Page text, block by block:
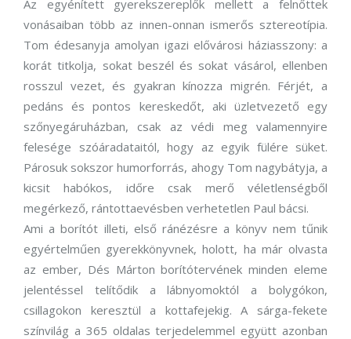
Az egyénített gyerekszereplők mellett a felnőttek
vonásaiban több az innen-onnan ismerős sztereotípia.
Tom édesanyja amolyan igazi elővárosi háziasszony: a
korát titkolja, sokat beszél és sokat vásárol, ellenben
rosszul vezet, és gyakran kínozza migrén. Férjét, a
pedáns és pontos kereskedőt, aki üzletvezető egy
szőnyegáruházban, csak az védi meg valamennyire
felesége szóáradataitól, hogy az egyik fülére süket.
Párosuk sokszor humorforrás, ahogy Tom nagybátyja, a
kicsit habókos, időre csak merő véletlenségből
megérkező, rántottaevésben verhetetlen Paul bácsi.
Ami a borítót illeti, első ránézésre a könyv nem tűnik
egyértelműen gyerekkönyvnek, holott, ha már olvasta
az ember, Dés Márton borítótervének minden eleme
jelentéssel telítődik a lábnyomoktól a bolygókon,
csillagokon keresztül a kottafejekig. A sárga-fekete
színvilág a 365 oldalas terjedelemmel együtt azonban